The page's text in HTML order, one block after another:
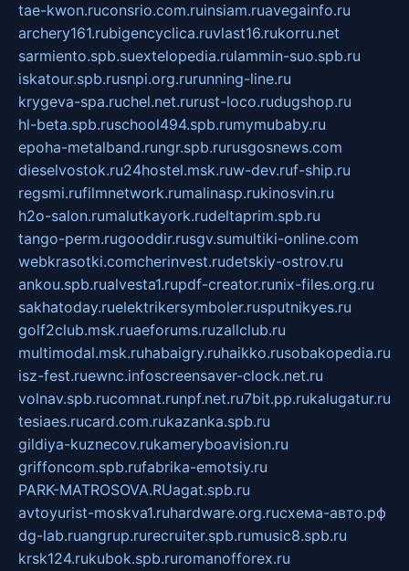
tae-kwon.ruconsrio.com.ruinsiam.ruavegainfo.ru
archery161.rubigencyclica.ruvlast16.rukorru.net
sarmiento.spb.suextelopedia.rulammin-suo.spb.ru
iskatour.spb.rusnpi.org.rurunning-line.ru
krygeva-spa.ruchel.net.rurust-loco.rudugshop.ru
hl-beta.spb.ruschool494.spb.rumymubaby.ru
epoha-metalband.rungr.spb.rurusgosnews.com
dieselvostok.ru24hostel.msk.ruw-dev.ruf-ship.ru
regsmi.rufilmnetwork.rumalinasp.rukinosvin.ru
h2o-salon.rumalutkayork.rudeltaprim.spb.ru
tango-perm.rugooddir.rusgv.sumultiki-online.com
webkrasotki.comcherinvest.rudetskiy-ostrov.ru
ankou.spb.rualvesta1.rupdf-creator.runix-files.org.ru
sakhatoday.ruelektrikersymboler.rusputnikyes.ru
golf2club.msk.ruaeforums.ruzallclub.ru
multimodal.msk.ruhabaigry.ruhaikko.rusobakopedia.ru
isz-fest.ruewnc.infoscreensaver-clock.net.ru
volnav.spb.rucomnat.runpf.net.ru7bit.pp.rukalugatur.ru
tesiaes.rucard.com.rukazanka.spb.ru
gildiya-kuznecov.rukameryboavision.ru
griffoncom.spb.rufabrika-emotsiy.ru
PARK-MATROSOVA.RUagat.spb.ru
avtoyurist-moskva1.ruhardware.org.ruсхема-авто.рф
dg-lab.ruangrup.rurecruiter.spb.rumusic8.spb.ru
krsk124.rukubok.spb.ruromanofforex.ru